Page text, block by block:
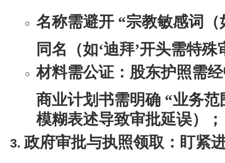
名称需避开 “宗教敏感词（
同名（如‘迪拜’开头需特殊
材料需公证：股东护照需
商业计划书需明确 “业务
模糊表述导致审批延误）；
政府审批与执照领取：盯紧